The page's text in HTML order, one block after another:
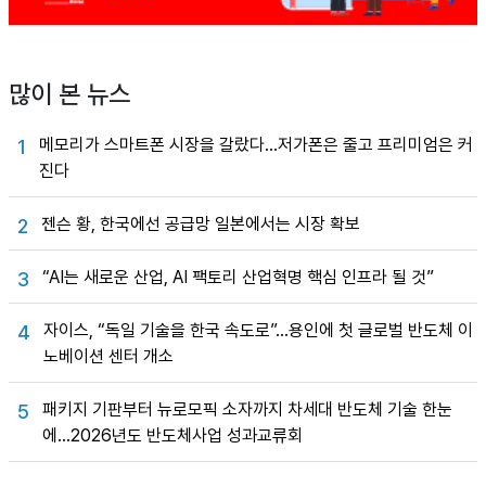
많이 본 뉴스
1
메모리가 스마트폰 시장을 갈랐다…저가폰은 줄고 프리미엄은 커
진다
2 젠슨 황, 한국에선 공급망 일본에서는 시장 확보
3 “AI는 새로운 산업, AI 팩토리 산업혁명 핵심 인프라 될 것”
4
자이스, “독일 기술을 한국 속도로”…용인에 첫 글로벌 반도체 이
노베이션 센터 개소
5
패키지 기판부터 뉴로모픽 소자까지 차세대 반도체 기술 한눈
에…2026년도 반도체사업 성과교류회